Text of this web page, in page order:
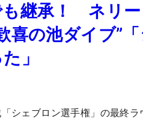
継承！ ネリ
喜の池ダイブ”
」
シェブロン選手権」の最終ラ